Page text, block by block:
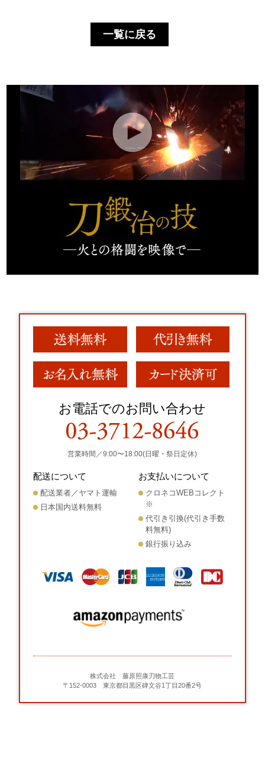
一覧に戻る
お電話でのお問い合わせ
営業時間／9:00〜18:00(日曜・祭日定休)
配送について
配送業者／ヤマト運輸
日本国内送料無料
お支払いについて
クロネコWEBコレクト
※
代引き引換(代引き手数
料無料)
銀行振り込み
株式会社 藤原照康刃物工芸
〒152-0003 東京都目黒区碑文谷1丁目20番2号